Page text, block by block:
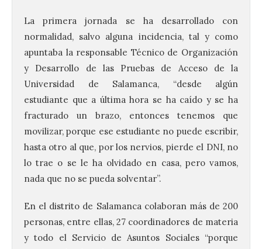
La primera jornada se ha desarrollado con
normalidad, salvo alguna incidencia, tal y como
apuntaba la responsable Técnico de Organización
y Desarrollo de las Pruebas de Acceso de la
Universidad de Salamanca, “desde algún
estudiante que a última hora se ha caído y se ha
fracturado un brazo, entonces tenemos que
movilizar, porque ese estudiante no puede escribir,
hasta otro al que, por los nervios, pierde el DNI, no
lo trae o se le ha olvidado en casa, pero vamos,
nada que no se pueda solventar”.
En el distrito de Salamanca colaboran más de 200
personas, entre ellas, 27 coordinadores de materia
y todo el Servicio de Asuntos Sociales “porque